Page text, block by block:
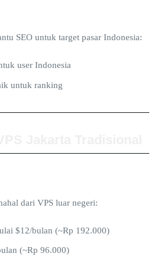
SEO untuk target pasar Indonesia:
user Indonesia
untuk ranking
dari VPS luar negeri:
$12/bulan (~Rp 192.000)
(~Rp 96.000)